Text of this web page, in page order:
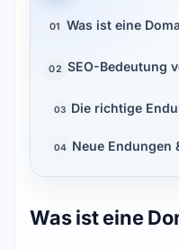
01 Was ist eine
02 SEO-Bedeutung
03 Die richtige
04 Neue Endungen
Was ist eine